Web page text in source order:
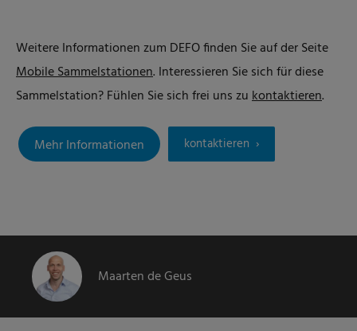
Weitere Informationen zum DEFO finden Sie auf der Seite
Mobile Sammelstationen. Interessieren Sie sich für diese
Sammelstation? Fühlen Sie sich frei uns zukontaktieren.
Mehr Informationen kontaktieren
Maarten de Geus